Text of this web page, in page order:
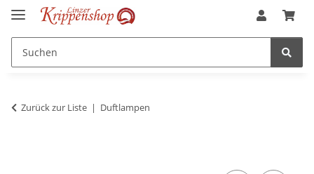
Zurück zur Liste Duftlampen